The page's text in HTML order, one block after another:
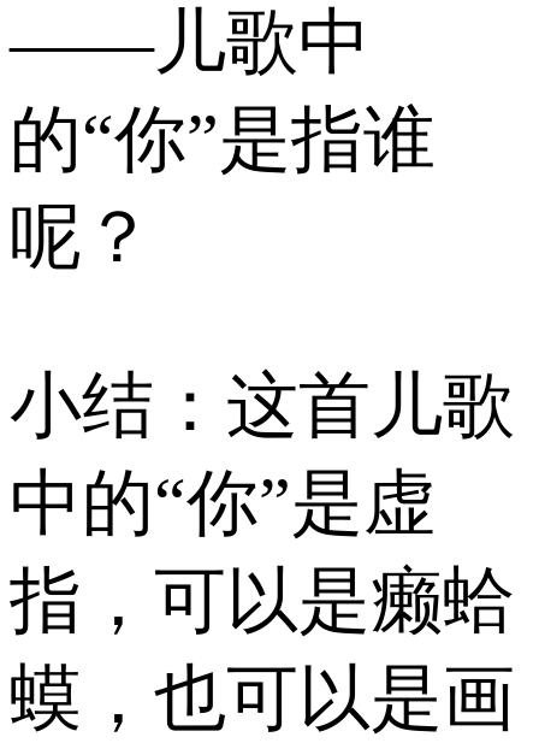
——儿歌中
的“你”是指谁
呢？
小结：这首儿歌
中的“你”是虚
指，可以是癞蛤
蟆，也可以是画